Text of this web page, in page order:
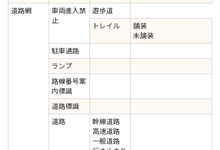
道路網
車両進入禁
止
遊歩道
トレイル
舗装
未舗装
駐車通路
ランプ
路線番号案
内標識
道路標識
道路
幹線道路
高速道路
一般道路